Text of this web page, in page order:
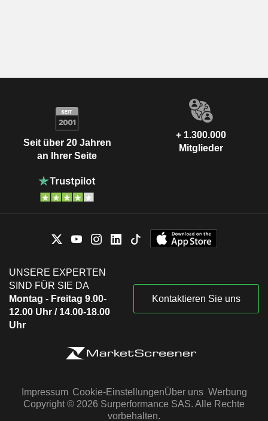
Seit über 20 Jahren
an Ihrer Seite
+ 1.300.000
Mitglieder
UNSERE EXPERTEN
SIND FÜR SIE DA
Montag - Freitag 9.00-
12.00 Uhr / 14.00-18.00
Uhr
Kontaktieren Sie uns
Impressum Cookie-EinstellungenÜber uns Werbung
Copyright © 2026 Surperformance SAS. Alle Rechte
vorbehalten.